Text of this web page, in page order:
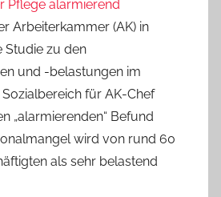
Pflege alarmierend
Arbeiterkammer (AK) in
Studie zu den
und -belastungen im
für AK-Chef
„alarmierenden“ Befund
wird von rund 60
als sehr belastend